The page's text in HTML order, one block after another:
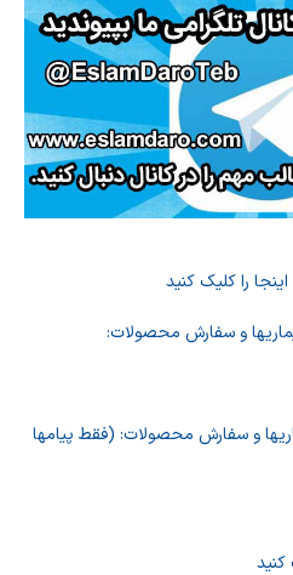
را کلیک کنید
و سفارش محصولات:
و سفارش محصولات: (فقط پیامها